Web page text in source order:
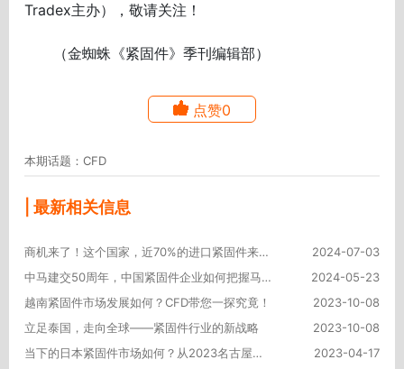
Tradex主办），敬请关注！
（金蜘蛛《紧固件》季刊编辑部）
点赞0
本期话题：CFD
| 最新相关信息
商机来了！这个国家，近70%的进口紧固件来自中国！
2024-07-03
中马建交50周年，中国紧固件企业如何把握马来西亚市场商机？
2024-05-23
越南紧固件市场发展如何？CFD带您一探究竟！
2023-10-08
立足泰国，走向全球——紧固件行业的新战略
2023-10-08
当下的日本紧固件市场如何？从2023名古屋工业展管中窥豹
2023-04-17